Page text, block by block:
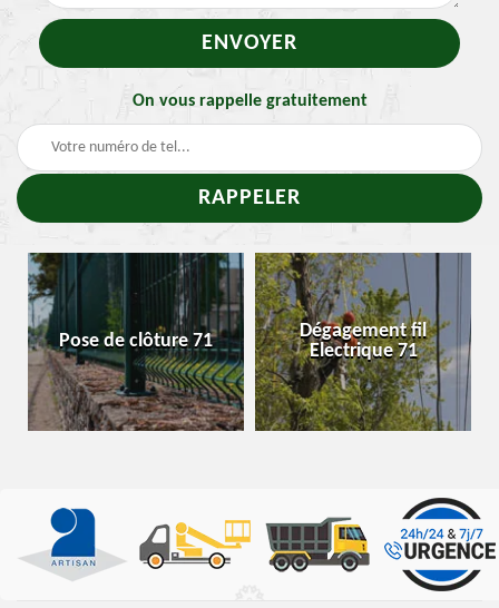
On vous rappelle gratuitement
de clôture 71
Dégagement fil
Electrique 71